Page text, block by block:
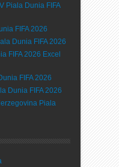
Piala Dunia FIFA
FIFA 2026
Dunia FIFA 2026
FIFA 2026 Excel
FIFA 2026
Dunia FIFA 2026
Piala